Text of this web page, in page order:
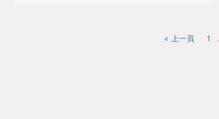
« 上一頁 1